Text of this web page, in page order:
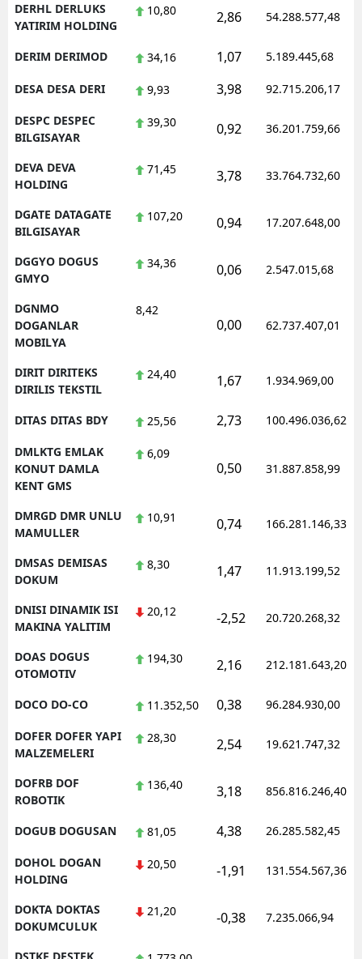
DERHL DERLUKS
YATIRIM HOLDING
10,80 2,86 54.288.577,48
DERIM DERIMOD 34,16 1,07 5.189.445,68
DESA DESA DERI 9,93 3,98 92.715.206,17
DESPC DESPEC
BILGISAYAR
39,30 0,92 36.201.759,66
DEVA DEVA
HOLDING
71,45 3,78 33.764.732,60
DGATE DATAGATE
BILGISAYAR
107,20 0,94 17.207.648,00
DGGYO DOGUS
GMYO
34,36 0,06 2.547.015,68
DGNMO
DOGANLAR
MOBILYA
8,42
0,00 62.737.407,01
DIRIT DIRITEKS
DIRILIS TEKSTIL
24,40 1,67 1.934.969,00
DITAS DITAS BDY 25,56 2,73 100.496.036,62
DMLKTG EMLAK
KONUT DAMLA
KENT GMS
6,09
0,50 31.887.858,99
DMRGD DMR UNLU
MAMULLER
10,91 0,74 166.281.146,33
DMSAS DEMISAS
DOKUM
8,30 1,47 11.913.199,52
DNISI DINAMIK ISI
MAKINA YALITIM
20,12 -2,52 20.720.268,32
DOAS DOGUS
OTOMOTIV
194,30 2,16 212.181.643,20
DOCO DO-CO 11.352,50 0,38 96.284.930,00
DOFER DOFER YAPI
MALZEMELERI
28,30 2,54 19.621.747,32
DOFRB DOF
ROBOTIK
136,40 3,18 856.816.246,40
DOGUB DOGUSAN 81,05 4,38 26.285.582,45
DOHOL DOGAN
HOLDING
20,50 -1,91 131.554.567,36
DOKTA DOKTAS
DOKUMCULUK
21,20 -0,38 7.235.066,94